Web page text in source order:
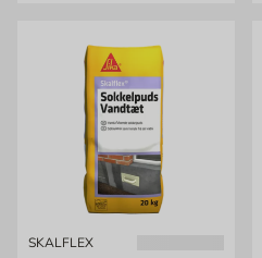
SKALFLEX